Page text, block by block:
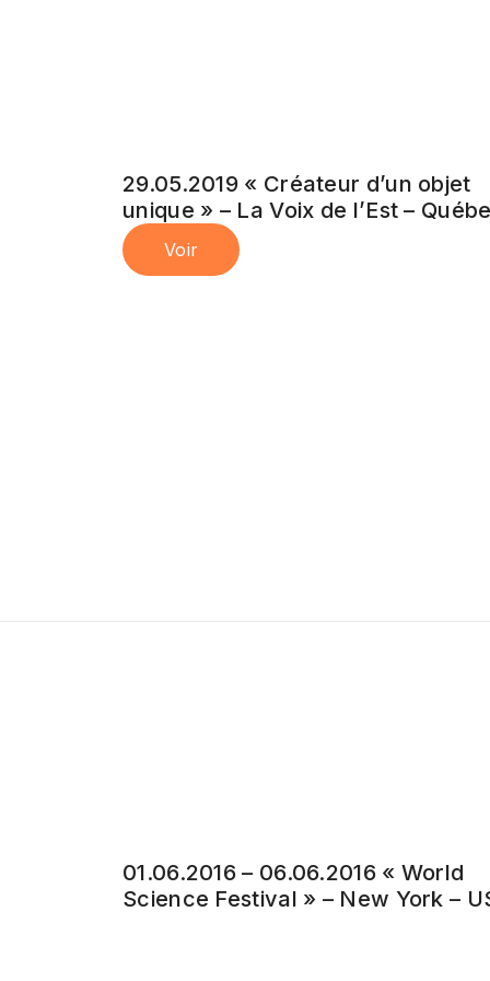
29.05.2019 « Créateur d’un objet
unique » – La Voix de l’Est –
Voir
01.06.2016 – 06.06.2016 « World
Science Festival » – New York –